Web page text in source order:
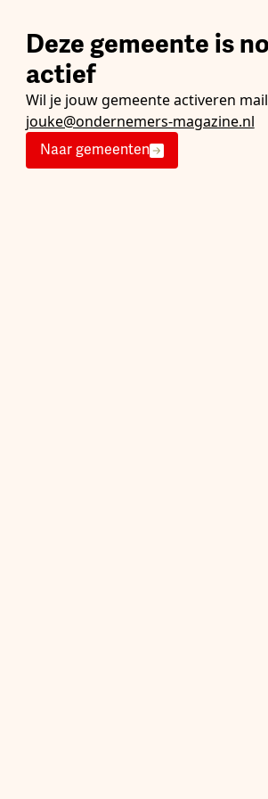
Deze gemeente is
actief
Wil je jouw gemeente activeren
jouke@ondernemers-magazine.nl
Naar gemeenten